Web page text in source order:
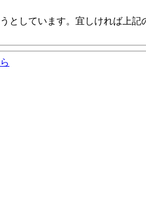
としています。宜しければ上